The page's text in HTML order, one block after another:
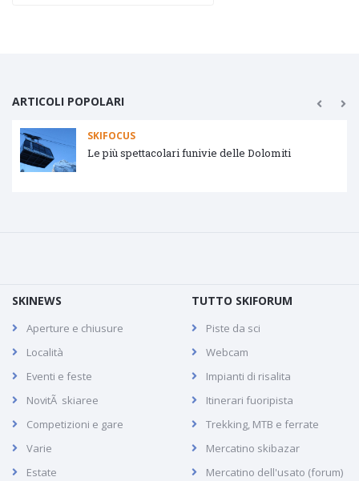
ARTICOLI POPOLARI
SKIFOCUS
Le più spettacolari funivie delle Dolomiti
SKINEWS
Aperture e chiusure
Località
Eventi e feste
NovitÃ skiaree
Competizioni e gare
Varie
Estate
TUTTO SKIFORUM
Piste da sci
Webcam
Impianti di risalita
Itinerari fuoripista
Trekking, MTB e ferrate
Mercatino skibazar
Mercatino dell'usato (forum)